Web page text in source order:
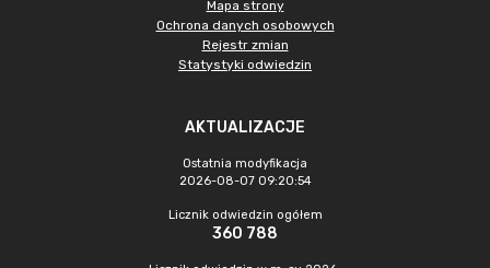
Mapa strony
Ochrona danych osobowych
Rejestr zmian
Statystyki odwiedzin
AKTUALIZACJE
Ostatnia modyfikacja
2026-08-07 09:20:54
Licznik odwiedzin ogółem
360 788